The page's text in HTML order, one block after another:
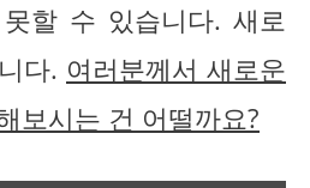
할 수 있습니다. 새로
다. 여러분께서 새로운
보시는 건 어떨까요?